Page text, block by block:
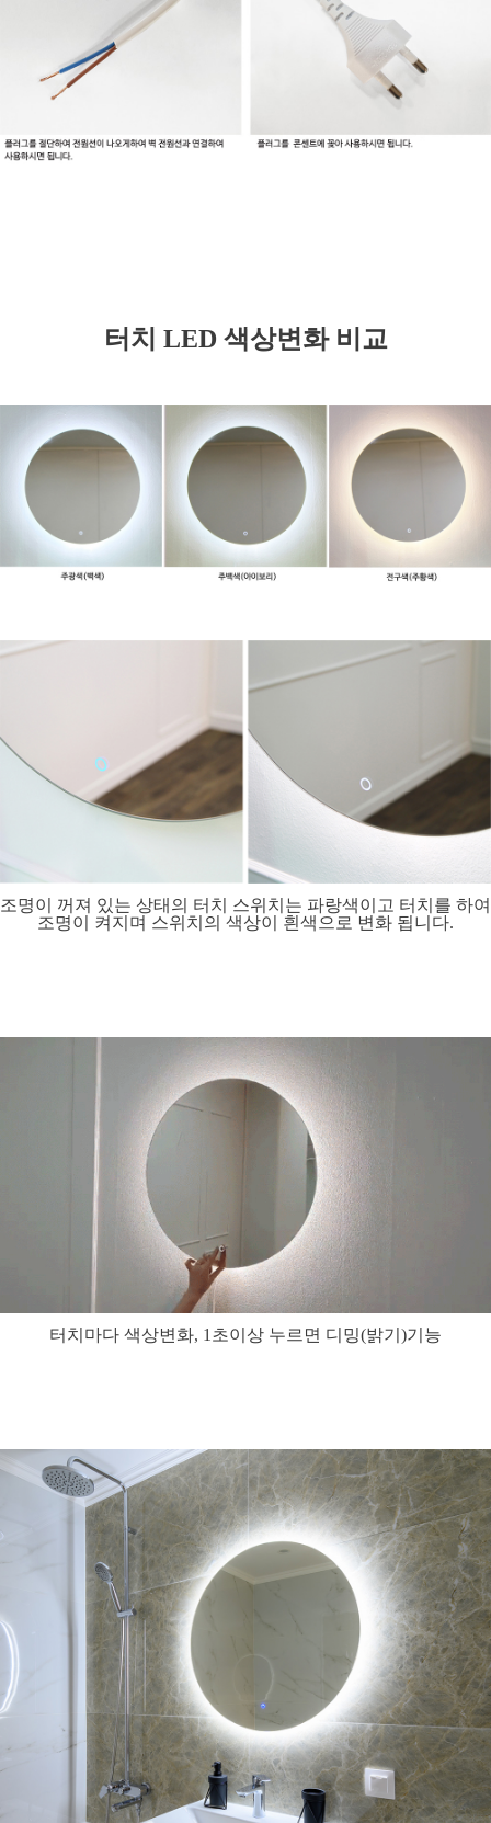
터치 LED 색상변화 비교
조명이 꺼져 있는 상태의 터치 스위치는 파랑색이고 터치를 하여
조명이 켜지며 스위치의 색상이 흰색으로 변화 됩니다.
터치마다 색상변화, 1초이상 누르면 디밍(밝기)기능